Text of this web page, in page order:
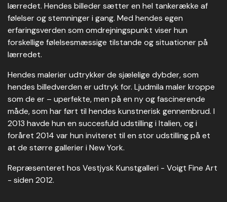
lærredet. Hendes billeder sætter en hel tankerække af
følelser og stemninger i gang. Med hendes egen
erfaringsverden som omdrejningspunkt viser hun
forskellige følelsesmæssige tilstande og situationer på
lærredet.
Hendes malerier udtrykker de sjælelige dybder, som
hendes billedverden er udtryk for. Ljudmila maler kroppe
som de er – uperfekte, men på en ny og fascinerende
måde, som har ført til hendes kunstnerisk gennembrud. I
2013 havde hun en succesfuld udstilling i Italien, og i
foråret 2014 var hun inviteret til en stor udstilling på et
at de større gallerier i New York.
Repræsenteret hos Vestjysk Kunstgalleri - Voigt Fine Art
- siden 2012.